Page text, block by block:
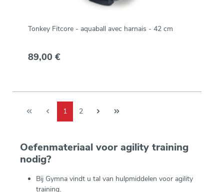
Tonkey Fitcore - aquaball avec harnais - 42 cm
89,00 €
1 2
Oefenmateriaal voor agility training
nodig?
Bij Gymna vindt u tal van hulpmiddelen voor agility
training.